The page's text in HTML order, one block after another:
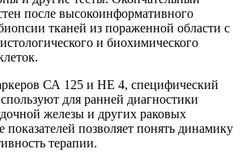
после высокоинформативного
тканей из пораженной области с
и биохимического
СА 125 и НЕ 4, специфический
для ранней диагностики
железы и других раковых
позволяет понять динамику
терапии.